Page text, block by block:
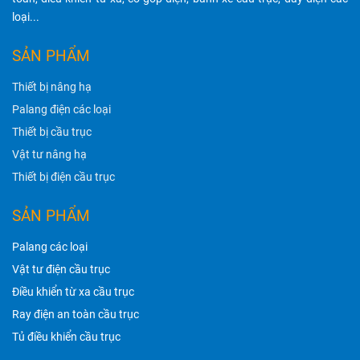
loại...
SẢN PHẨM
Thiết bị nâng hạ
Palang điện các loại
Thiết bị cầu trục
Vật tư nâng hạ
Thiết bị điện cầu trục
SẢN PHẨM
Palang các loại
Vật tư điện cầu trục
Điều khiển từ xa cầu trục
Ray điện an toàn cầu trục
Tủ điều khiển cầu trục